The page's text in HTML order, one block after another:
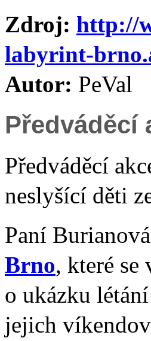
Zdroj: http://
labyrint-
Autor: PeVal
Předváděcí
Předváděcí
neslyšící děti
Paní
Brno, které se
o ukázku
jejich